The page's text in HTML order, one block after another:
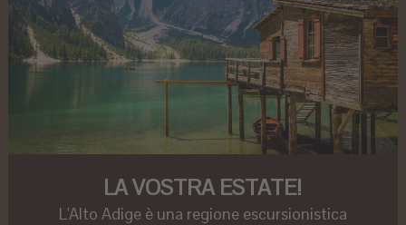
LA VOSTRA ESTATE!
L'Alto Adige è una regione escursionistica